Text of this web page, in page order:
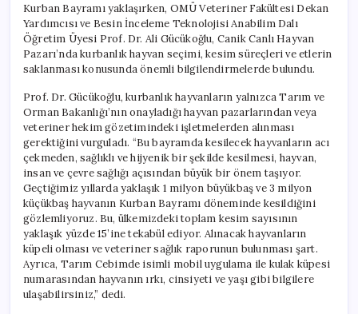
Süreleri:
Uzman
Uyarılarıyla
Bilinçli
Kurban
için
Kurban Bayramı yaklaşırken, OMÜ Veteriner Fakültesi Dekan
Yardımcısı ve Besin İnceleme Teknolojisi Anabilim Dalı
Öğretim Üyesi Prof. Dr. Ali Gücükoğlu, Canik Canlı Hayvan
Pazarı’nda kurbanlık hayvan seçimi, kesim süreçleri ve etlerin
saklanması konusunda önemli bilgilendirmelerde bulundu.
Prof. Dr. Gücükoğlu, kurbanlık hayvanların yalnızca Tarım ve
Orman Bakanlığı’nın onayladığı hayvan pazarlarından veya
veteriner hekim gözetimindeki işletmelerden alınması
gerektiğini vurguladı. “Bu bayramda kesilecek hayvanların acı
çekmeden, sağlıklı ve hijyenik bir şekilde kesilmesi, hayvan,
insan ve çevre sağlığı açısından büyük bir önem taşıyor.
Geçtiğimiz yıllarda yaklaşık 1 milyon büyükbaş ve 3 milyon
küçükbaş hayvanın Kurban Bayramı döneminde kesildiğini
gözlemliyoruz. Bu, ülkemizdeki toplam kesim sayısının
yaklaşık yüzde 15’ine tekabül ediyor. Alınacak hayvanların
küpeli olması ve veteriner sağlık raporunun bulunması şart.
Ayrıca, Tarım Cebimde isimli mobil uygulama ile kulak küpesi
numarasından hayvanın ırkı, cinsiyeti ve yaşı gibi bilgilere
ulaşabilirsiniz,” dedi.